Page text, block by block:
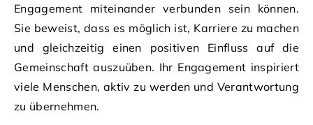
Engagement miteinander verbunden sein können.
Sie beweist, dass es möglich ist, Karriere zu machen
und gleichzeitig einen positiven Einfluss auf die
Gemeinschaft auszuüben. Ihr Engagement inspiriert
viele Menschen, aktiv zu werden und Verantwortung
zu übernehmen.